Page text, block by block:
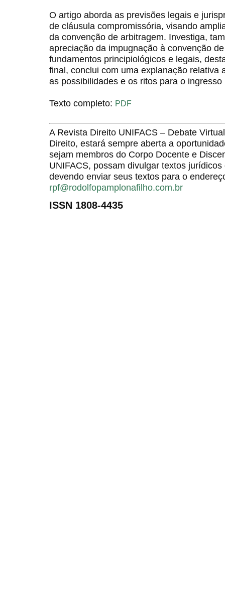
O artigo aborda as previsões legais e
de cláusula compromissória, visando
da convenção de arbitragem. Investiga,
apreciação da impugnação à convenção
fundamentos principiológicos e legais,
final, conclui com uma explanação relativa
as possibilidades e os ritos para o
Texto completo: PDF
A Revista Direito UNIFACS – Debate
Direito, estará sempre aberta a
sejam membros do Corpo Docente e
UNIFACS, possam divulgar textos
devendo enviar seus textos para o
rpf@rodolfopamplonafilho.com.br
ISSN 1808-4435